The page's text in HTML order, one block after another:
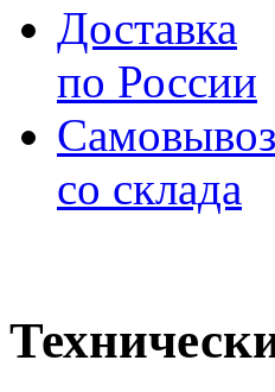
Доставка
по России
Самовывоз
со склада